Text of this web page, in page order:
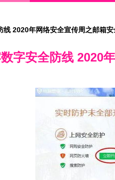
线 2020年网络安全宣传周之邮箱
字安全防线 2020